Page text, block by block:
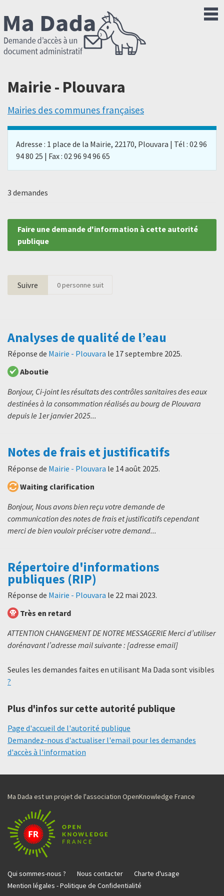
Mairie - Plouvara
Mairies des communes françaises
Adresse : 1 place de la Mairie, 22170, Plouvara | Tél : 02 96
94 80 25 | Fax : 02 96 94 96 65
3 demandes
Faire une demande d'information à cette autorité
publique
Suivre 0personne suit
Analyses de qualité de l’eau
Réponse de Mairie - Plouvara le 17 septembre 2025.
Aboutie
Bonjour, Ci-joint les résultats des contrôles sanitaires des eaux
destinées à la consommation réalisés au bourg de Plouvara
depuis le 1er janvier 2025...
Notes de frais et justificatifs
Réponse de Mairie - Plouvara le 14 août 2025.
Waiting clarification
Bonjour, Nous avons bien reçu votre demande de
communication des notes de frais et justificatifs cependant
merci de bien vouloir préciser votre demand...
Répertoire d'informations
publiques (RIP)
Réponse de Mairie - Plouvara le 22 mai 2023.
Très en retard
ATTENTION CHANGEMENT DE NOTRE MESSAGERIE Merci d’utiliser
dorénavant l’adresse mail suivante : [adresse email]
Seules les demandes faites en utilisant Ma Dada sont visibles
?
Plus d'infos sur cette autorité publique
Page d'accueil de l'autorité publique
Demandez-nous d'actualiser l'email pour les demandes
d'accès à l'information
Ma Dada est un projet de l'association OpenKnowledge France
Qui sommes-nous ? Nous contacter
Charte d'usage
Mention légales - Politique de Confidentialité